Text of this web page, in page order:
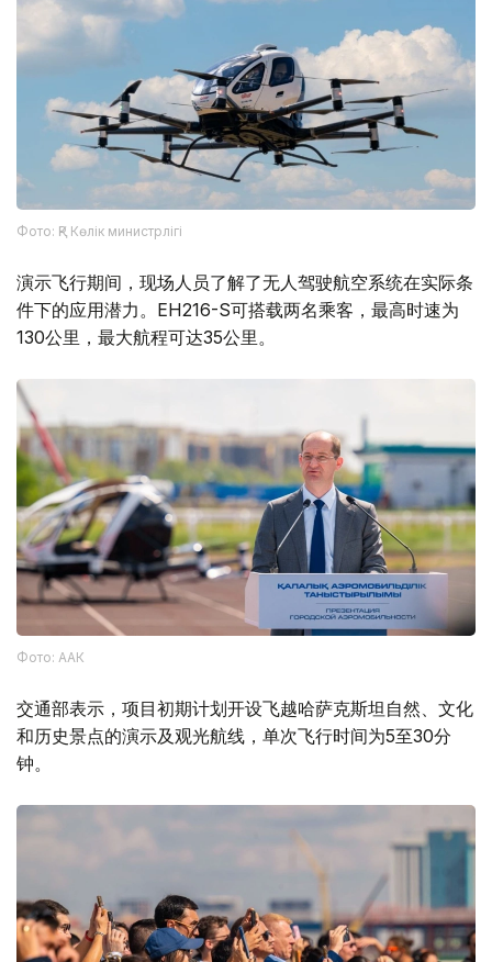
Фото: ҚР Көлік министрлігі
演示飞行期间，现场人员了解了无人驾驶航空系统在实际条
件下的应用潜力。EH216-S可搭载两名乘客，最高时速为
130公里，最大航程可达35公里。
Фото: ААК
交通部表示，项目初期计划开设飞越哈萨克斯坦自然、文化
和历史景点的演示及观光航线，单次飞行时间为5至30分
钟。